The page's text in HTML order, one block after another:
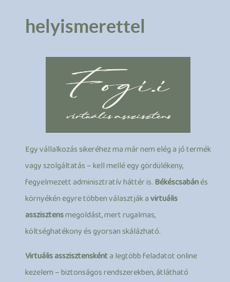
helyismerettel
Egy vállalkozás sikeréhez ma már nem elég a jó termék
vagy szolgáltatás – kell mellé egy gördülékeny,
fegyelmezett adminisztratív háttér is. Békéscsabánés
környékén egyre többen választják avirtuális
asszisztensmegoldást, mert rugalmas,
költséghatékony és gyorsan skálázható.
Virtuális asszisztenskénta legtöbb feladatot online
kezelem – biztonságos rendszerekben, átlátható